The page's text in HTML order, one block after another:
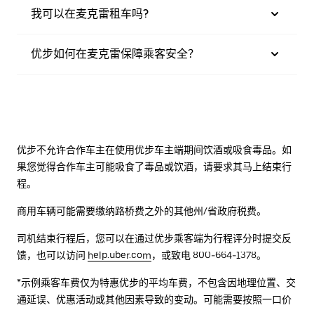
我可以在麦克雷租车吗?
优步如何在麦克雷保障乘客安全？
优步不允许合作车主在使用优步车主端期间饮酒或吸食毒品。如
果您觉得合作车主可能吸食了毒品或饮酒，请要求其马上结束行
程。
商用车辆可能需要缴纳路桥费之外的其他州/省政府税费。
司机结束行程后，您可以在通过优步乘客端为行程评分时提交反
馈，也可以访问 help.uber.com，或致电 800-664-1378。
*示例乘客车费仅为特惠优步的平均车费，不包含因地理位置、交
通延误、优惠活动或其他因素导致的变动。可能需要按照一口价